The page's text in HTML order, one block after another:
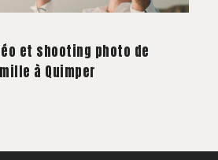
CONTACT
et shooting photo de
à Quimper